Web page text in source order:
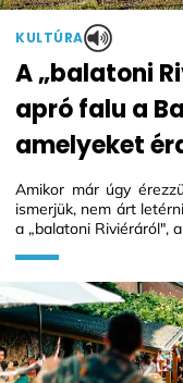
KULTÚRA
A „balatoni
apró falu a
amelyeket
Amikor már úgy
ismerjük, nem árt
a „balatoni Riviéráról",